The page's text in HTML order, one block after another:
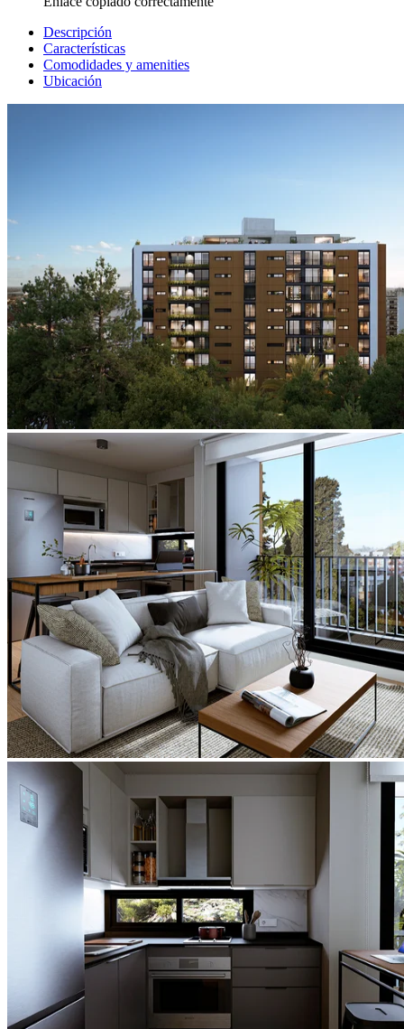
Descripción
Características
Comodidades y amenities
Ubicación